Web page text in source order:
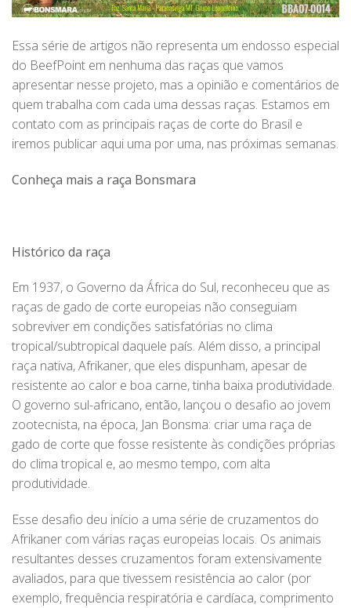
Essa série de artigos não representa um endosso especial
do BeefPoint em nenhuma das raças que vamos
apresentar nesse projeto, mas a opinião e comentários de
quem trabalha com cada uma dessas raças. Estamos em
contato com as principais raças de corte do Brasil e
iremos publicar aqui uma por uma, nas próximas semanas.
Conheça mais a raça Bonsmara
Histórico da raça
Em 1937, o Governo da África do Sul, reconheceu que as
raças de gado de corte europeias não conseguiam
sobreviver em condições satisfatórias no clima
tropical/subtropical daquele país. Além disso, a principal
raça nativa, Afrikaner, que eles dispunham, apesar de
resistente ao calor e boa carne, tinha baixa produtividade.
O governo sul-africano, então, lançou o desafio ao jovem
zootecnista, na época, Jan Bonsma: criar uma raça de
gado de corte que fosse resistente às condições próprias
do clima tropical e, ao mesmo tempo, com alta
produtividade.
Esse desafio deu início a uma série de cruzamentos do
Afrikaner com várias raças europeias locais. Os animais
resultantes desses cruzamentos foram extensivamente
avaliados, para que tivessem resistência ao calor (por
exemplo, frequência respiratória e cardíaca, comprimento